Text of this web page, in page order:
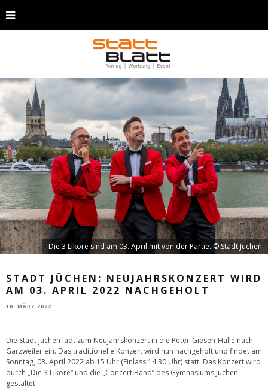
Die 3 Liköre sind am 03. April mit von der Partie. © Stadt Jüchen
STADT JÜCHEN: NEUJAHRSKONZERT WIRD
AM 03. APRIL 2022 NACHGEHOLT
10. MÄRZ 2022
Die Stadt Jüchen lädt zum Neujahrskonzert in die Peter-Giesen-Halle nach
Garzweiler ein. Das traditionelle Konzert wird nun nachgeholt und findet am
Sonntag, 03. April 2022 ab 15 Uhr (Einlass 14:30 Uhr) statt. Das Konzert wird
durch „Die 3 Liköre“ und die „Concert Band“ des Gymnasiums Jüchen
gestaltet.